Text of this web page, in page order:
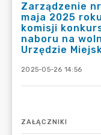
Zarządzenie
maja 2025
komisji
naboru na
Urzędzie
2025-05-26 14:56
ZAŁĄCZNIKI